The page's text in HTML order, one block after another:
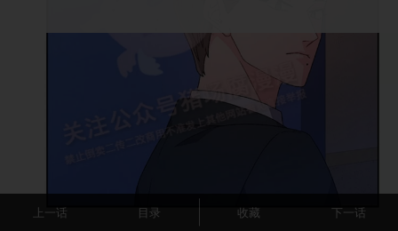
上一话 目录 收藏 下一话